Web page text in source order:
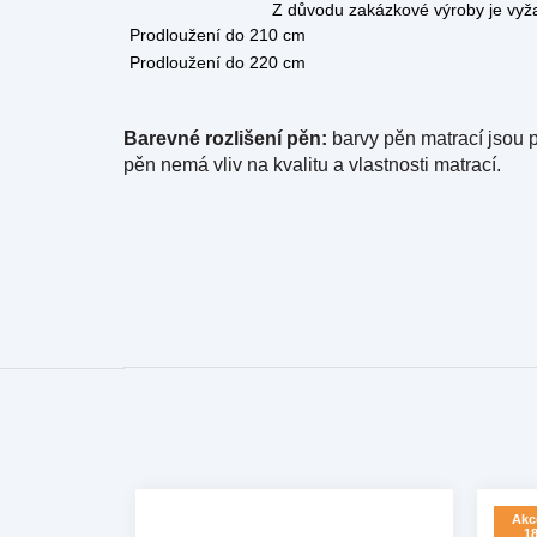
Z důvodu zakázkové výroby je vyžadována
Prodloužení do 210 cm
Prodloužení do 220 cm
Barevné rozlišení pěn: barvy pěn matrací jsou
pěn nemá vliv na kvalitu a vlastnosti matrací.